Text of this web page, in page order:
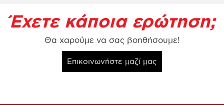
Έχετε κάποια ερώτηση;
Θα χαρούμε να σας βοηθήσουμε!
Επικοινωνήστε μαζί μας